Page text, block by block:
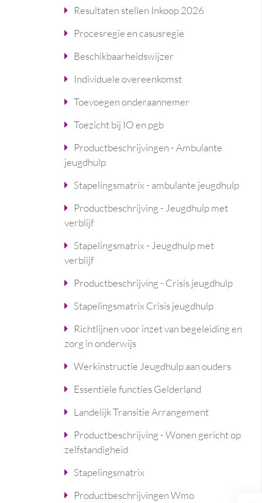
Resultaten stellen Inkoop 2026
Procesregie en casusregie
Beschikbaarheidswijzer
Individuele overeenkomst
Toevoegen onderaannemer
Toezicht bij IO en pgb
Productbeschrijvingen - Ambulante
jeugdhulp
Stapelingsmatrix - ambulante jeugdhulp
Productbeschrijving - Jeugdhulp met
verblijf
Stapelingsmatrix - Jeugdhulp met
verblijf
Productbeschrijving - Crisis jeugdhulp
Stapelingsmatrix Crisis jeugdhulp
Richtlijnen voor inzet van begeleiding en
zorg in onderwijs
Werkinstructie Jeugdhulp aan ouders
Essentiële functies Gelderland
Landelijk Transitie Arrangement
Productbeschrijving - Wonen gericht op
zelfstandigheid
Stapelingsmatrix
Productbeschrijvingen Wmo